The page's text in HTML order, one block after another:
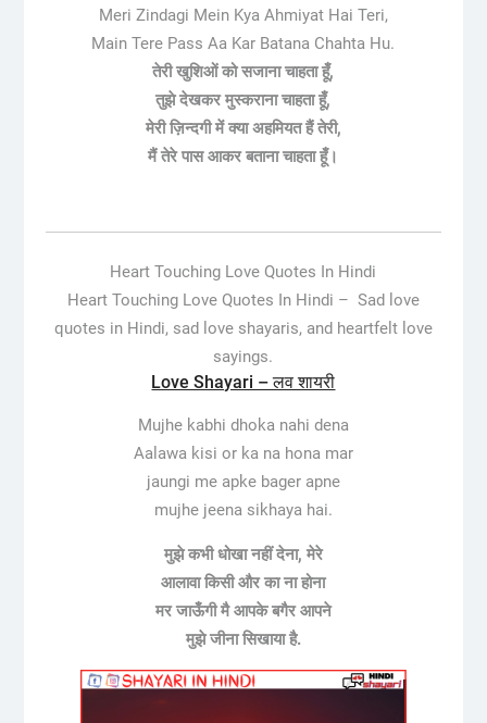
Meri Zindagi Mein Kya Ahmiyat Hai Teri,
Main Tere Pass Aa Kar Batana Chahta Hu.
तेरी खुशिओं को सजाना चाहता हूँ,
तुझे देखकर मुस्कराना चाहता हूँ,
मेरी ज़िन्दगी में क्या अहमियत हैं तेरी,
मैं तेरे पास आकर बताना चाहता हूँ।
Heart Touching Love Quotes In Hindi
Heart Touching Love Quotes In Hindi – Sad love
quotes in Hindi, sad love shayaris, and heartfelt love
sayings.
Love Shayari – लव शायरी
Mujhe kabhi dhoka nahi dena
Aalawa kisi or ka na hona mar
jaungi me apke bager apne
mujhe jeena sikhaya hai.
मुझे कभी धोखा नहीं देना, मेरे
आलावा किसी और का ना होना
मर जाऊँगी मै आपके बगैर आपने
मुझे जीना सिखाया है.